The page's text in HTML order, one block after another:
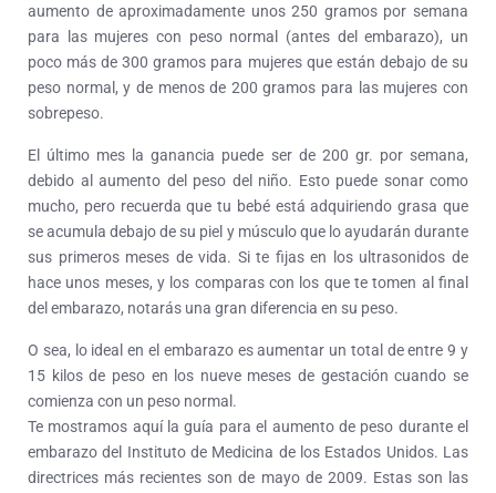
aumento de aproximadamente unos 250 gramos por semana
para las mujeres con peso normal (antes del embarazo), un
poco más de 300 gramos para mujeres que están debajo de su
peso normal, y de menos de 200 gramos para las mujeres con
sobrepeso.
El último mes la ganancia puede ser de 200 gr. por semana,
debido al aumento del peso del niño. Esto puede sonar como
mucho, pero recuerda que tu bebé está adquiriendo grasa que
se acumula debajo de su piel y músculo que lo ayudarán durante
sus primeros meses de vida. Si te fijas en los ultrasonidos de
hace unos meses, y los comparas con los que te tomen al final
del embarazo, notarás una gran diferencia en su peso.
O sea, lo ideal en el embarazo es aumentar un total de entre 9 y
15 kilos de peso en los nueve meses de gestación cuando se
comienza con un peso normal.
Te mostramos aquí la guía para el aumento de peso durante el
embarazo del Instituto de Medicina de los Estados Unidos. Las
directrices más recientes son de mayo de 2009. Estas son las